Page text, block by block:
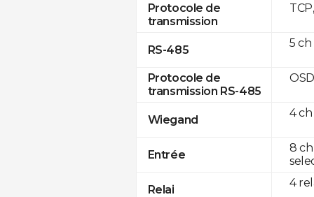
Protocole de
transmission
RS-485
Protocole de
transmission RS-485
Wiegand
Entrée
Relai
5 ch
4 ch
8
4